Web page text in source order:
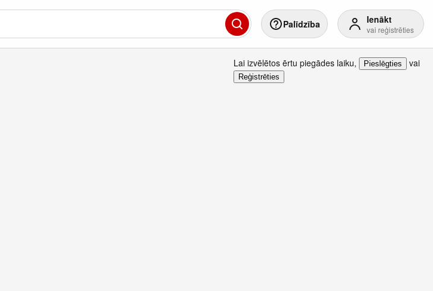
Palīdzība Ienākt
vai reģistrēties
Lai izvēlētos ērtu piegādes laiku, Pieslēgties vai
Reģistrēties